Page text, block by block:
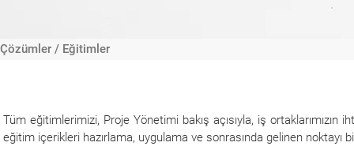
Çözümler / Eğitimler
Tüm eğitimlerimizi, Proje Yönetimi bakış açısıyla, iş
eğitim içerikleri hazırlama, uygulama ve sonrasında gelinen